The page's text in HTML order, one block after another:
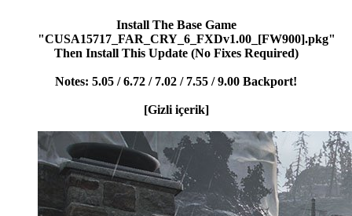
Install The Base Game
"CUSA15717_FAR_CRY_6_FXDv1.00_[FW900].pkg"
Then Install This Update (No Fixes Required)
Notes: 5.05 / 6.72 / 7.02 / 7.55 / 9.00 Backport!
[Gizli içerik]